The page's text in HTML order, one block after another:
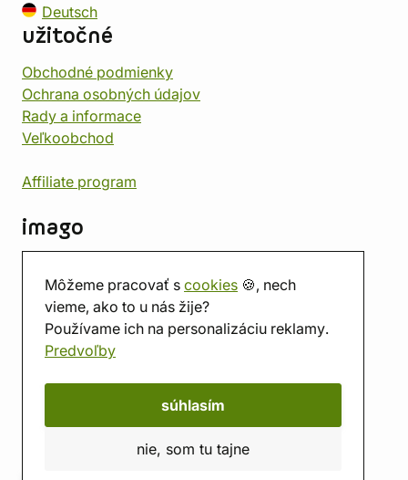
Môžeme pracovať s cookies 🍪, nech
vieme, ako to u nás žije?
Používame ich na personalizáciu reklamy.
Predvoľby
súhlasím
nie, som tu tajne
Deutsch
užitočné
Obchodné podmienky
Ochrana osobných údajov
Rady a informace
Veľkoobchod
Affiliate program
imago
Predajňa
Herňa
O nás
Hodnotenie obchodu